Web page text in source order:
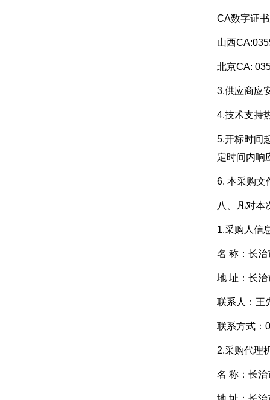
CA数字证
山西
北京CA:
3.供应商应
4.技术支持
5.开标时间
定时间内响
6. 本采购文
八、凡对本
1.采购人信
名 称： 长治
地 址：长
联系人：王
联系方式：
2.采购代理
名 称： 长治